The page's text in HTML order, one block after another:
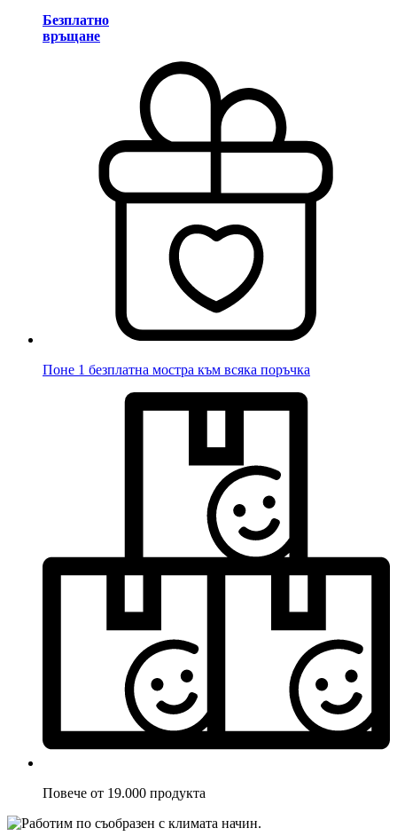
Безплатно
връщане
Поне 1 безплатна мостра към всяка поръчка
Повече от 19.000 продукта